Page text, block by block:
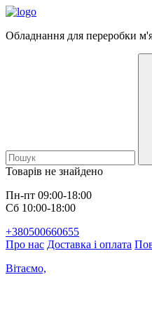
Обладнання для переробки
Товарів не знайдено
Пн-пт 09:00-18:00
Сб 10:00-18:00
+380500660655
Про нас Доставка і оплата
Вітаємо,